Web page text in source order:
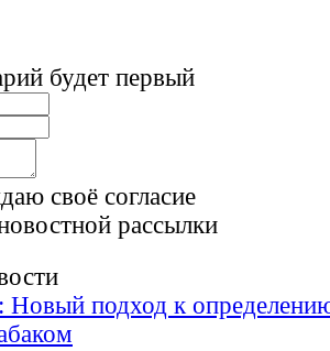
будет первый
своё согласие
рассылки
подход к